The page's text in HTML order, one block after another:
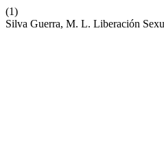
(1)
Silva Guerra, M. L. Liberación